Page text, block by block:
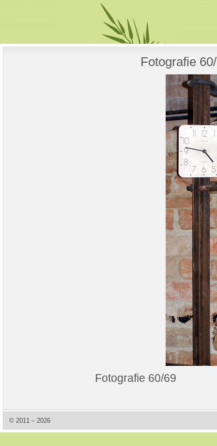
Fotografie
Fotografie 60/69
© 2011 – 2026